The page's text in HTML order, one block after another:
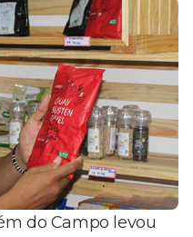
do Campo levou